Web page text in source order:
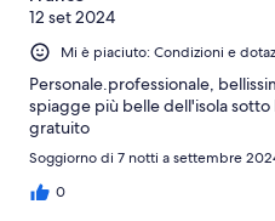
12 set 2024
Mi è piaciuto: Condizioni e
Personale.professionale,
spiagge più belle dell'isola
gratuito
Soggiorno di 7 notti a settembre
0